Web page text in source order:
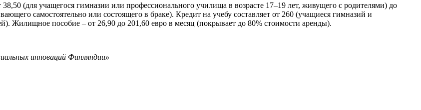
(для учащегося гимназии или профессионального училища в возрасте 17–19 лет, живущего с родителями) до
самостоятельно или состоящего в браке). Кредит на учебу составляет от 260 (учащиеся гимназий и
Жилищное пособие – от 26,90 до 201,60 евро в месяц (покрывает до 80% стоимости аренды).
инноваций Финляндии»